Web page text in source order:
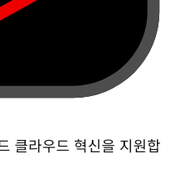
클라우드 혁신을 지원합